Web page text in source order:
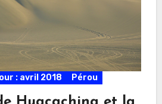
: avril 2018 Pérou